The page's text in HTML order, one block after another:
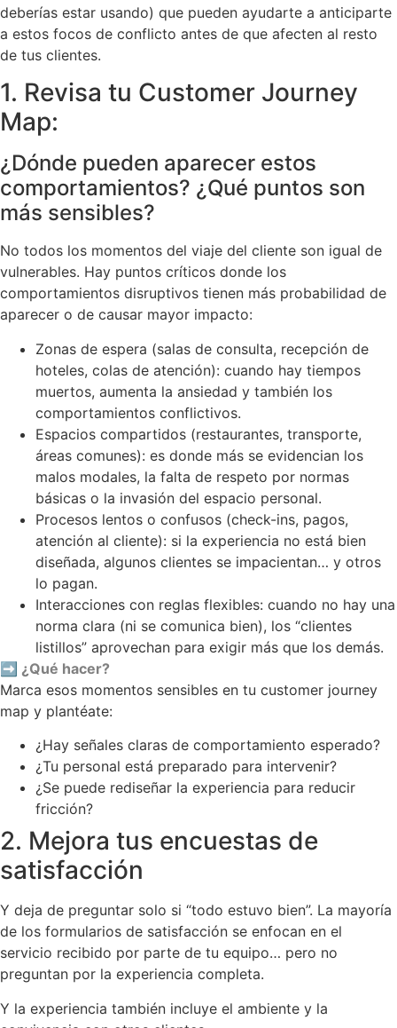
deberías estar usando) que pueden ayudarte a anticiparte
a estos focos de conflicto antes de que afecten al resto
de tus clientes.
1. Revisa tu Customer Journey
Map:
¿Dónde pueden aparecer estos
comportamientos? ¿Qué puntos son
más sensibles?
No todos los momentos del viaje del cliente son igual de
vulnerables. Hay puntos críticos donde los
comportamientos disruptivos tienen más probabilidad de
aparecer o de causar mayor impacto:
Zonas de espera (salas de consulta, recepción de
hoteles, colas de atención): cuando hay tiempos
muertos, aumenta la ansiedad y también los
comportamientos conflictivos.
Espacios compartidos (restaurantes, transporte,
áreas comunes): es donde más se evidencian los
malos modales, la falta de respeto por normas
básicas o la invasión del espacio personal.
Procesos lentos o confusos (check-ins, pagos,
atención al cliente): si la experiencia no está bien
diseñada, algunos clientes se impacientan… y otros
lo pagan.
Interacciones con reglas flexibles: cuando no hay una
norma clara (ni se comunica bien), los “clientes
listillos” aprovechan para exigir más que los demás.
➡ ¿Qué hacer?
Marca esos momentos sensibles en tu customer journey
map y plantéate:
¿Hay señales claras de comportamiento esperado?
¿Tu personal está preparado para intervenir?
¿Se puede rediseñar la experiencia para reducir
fricción?
2. Mejora tus encuestas de
satisfacción
Y deja de preguntar solo si “todo estuvo bien”. La mayoría
de los formularios de satisfacción se enfocan en el
servicio recibido por parte de tu equipo… pero no
preguntan por la experiencia completa.
Y la experiencia también incluye el ambiente y la